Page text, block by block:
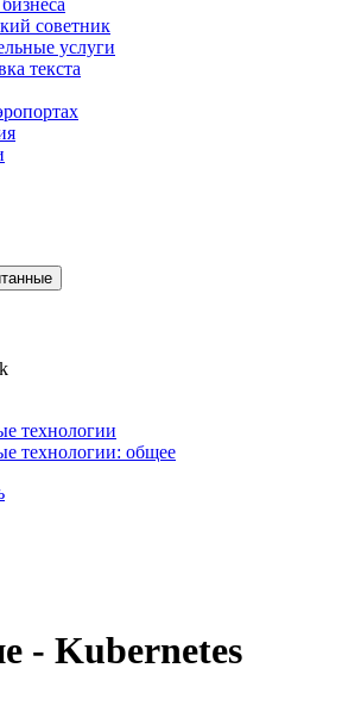
советник
услуги
текста
технологии
технологии: общее
- Kubernetes